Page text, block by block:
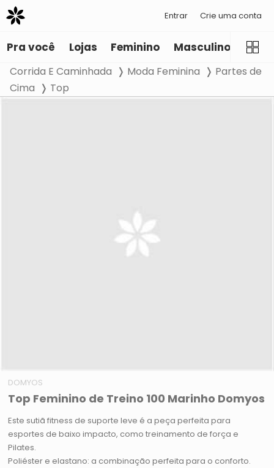
Entrar Crie uma conta
Pra você Lojas Feminino Masculino
Corrida E Caminhada Moda Feminina
Partes de
Cima
Top
DOMYOS
Top Feminino de Treino 100 Marinho Domyos
Este sutiã fitness de suporte leve é a peça perfeita para
esportes de baixo impacto, como treinamento de força e
Pilates.
Poliéster e elastano: a combinação perfeita para o conforto.